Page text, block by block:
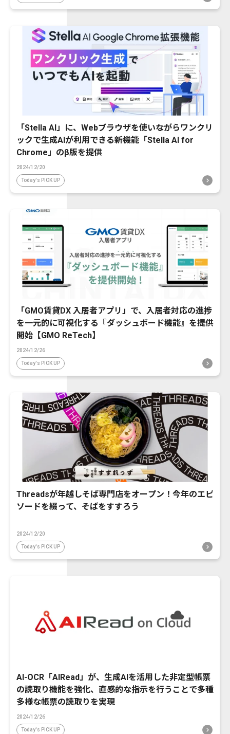
「Stella AI」に、Webブラウザを使いながらワンクリ
ックで生成AIが利用できる新機能「Stella AI for
Chrome」のβ版を提供
2024/12/20
Today's PICK UP
「GMO賃貸DX 入居者アプリ」で、入居者対応の進捗
を一元的に可視化する『ダッシュボード機能』を提供
開始【GMO ReTech】
2024/12/26
Today's PICK UP
Threadsが年越しそば専門店をオープン！今年のエピ
ソードを綴って、そばをすすろう
2024/12/20
Today's PICK UP
AI-OCR「AIRead」が、生成AIを活用した非定型帳票
の読取り機能を強化、直感的な指示を行うことで多種
多様な帳票の読取りを実現
2024/12/26
Today's PICK UP